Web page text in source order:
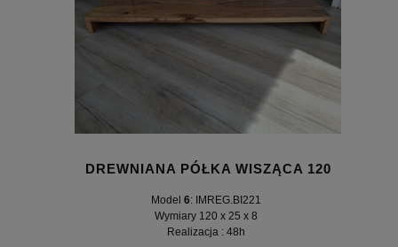
DREWNIANA PÓŁKA WISZĄCA 120
Model 6: IMREG.BI221
Wymiary 120 x 25 x 8
Realizacja : 48h